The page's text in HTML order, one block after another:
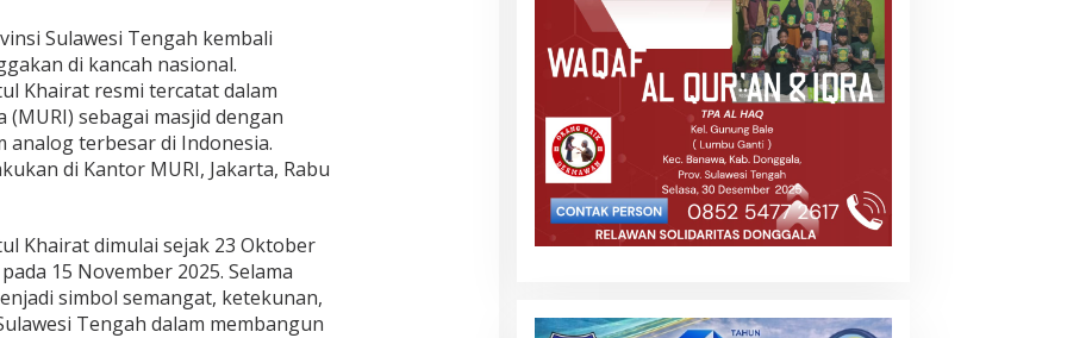
Sulawesi Tengah kembali
di kancah nasional.
Khairat resmi tercatat dalam
sebagai masjid dengan
analog terbesar di Indonesia.
di Kantor MURI, Jakarta, Rabu
Khairat dimulai sejak 23 Oktober
15 November 2025. Selama
simbol semangat, ketekunan,
Tengah dalam membangun